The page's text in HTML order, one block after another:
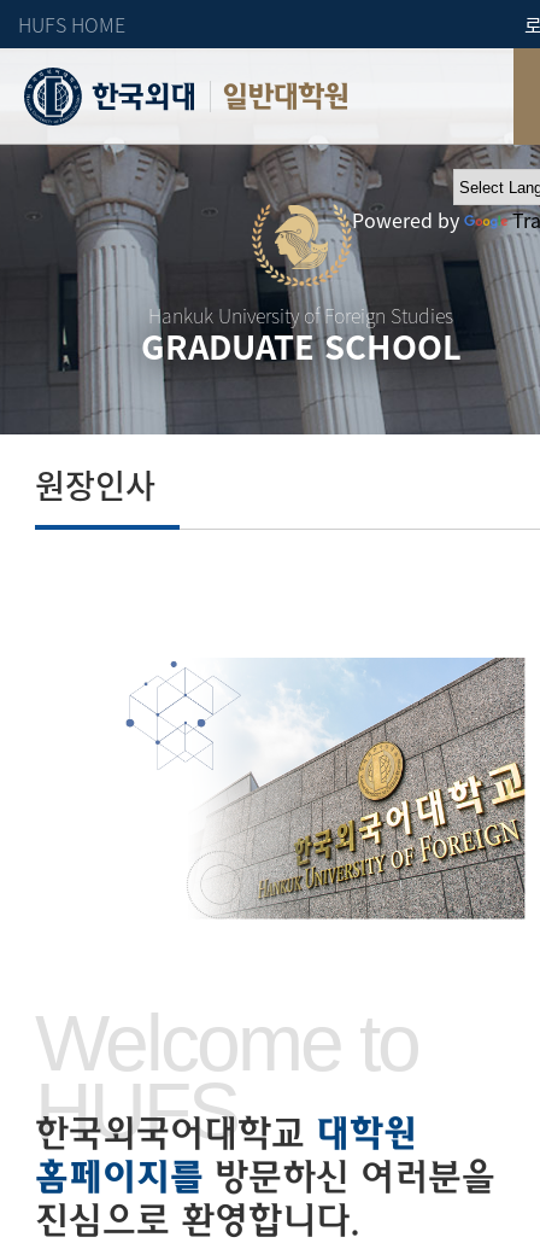
HUFS HOME
일반대학원
Hankuk University of Foreign Studies
GRADUATE SCHOOL
Powered by
원장인사
Welcome to
HUFS
한국외국어대학교 대학원
홈페이지를 방문하신 여러분을
진심으로 환영합니다.